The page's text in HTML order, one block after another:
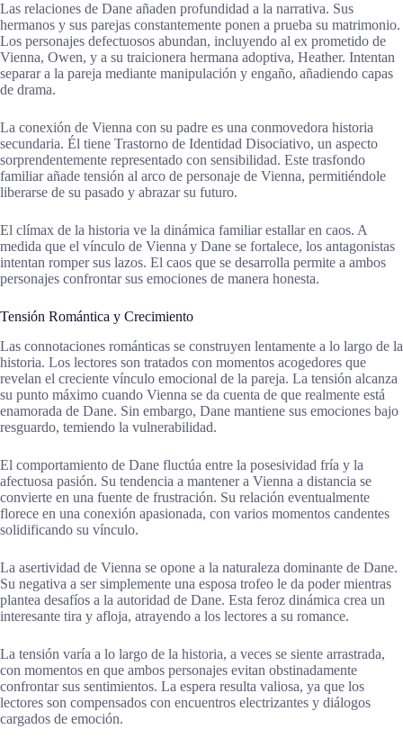
Las relaciones de Dane añaden profundidad a la narrativa. Sus
hermanos y sus parejas constantemente ponen a prueba su matrimonio.
Los personajes defectuosos abundan, incluyendo al ex prometido de
Vienna, Owen, y a su traicionera hermana adoptiva, Heather. Intentan
separar a la pareja mediante manipulación y engaño, añadiendo capas
de drama.
La conexión de Vienna con su padre es una conmovedora historia
secundaria. Él tiene Trastorno de Identidad Disociativo, un aspecto
sorprendentemente representado con sensibilidad. Este trasfondo
familiar añade tensión al arco de personaje de Vienna, permitiéndole
liberarse de su pasado y abrazar su futuro.
El clímax de la historia ve la dinámica familiar estallar en caos. A
medida que el vínculo de Vienna y Dane se fortalece, los antagonistas
intentan romper sus lazos. El caos que se desarrolla permite a ambos
personajes confrontar sus emociones de manera honesta.
Tensión Romántica y Crecimiento
Las connotaciones románticas se construyen lentamente a lo largo de la
historia. Los lectores son tratados con momentos acogedores que
revelan el creciente vínculo emocional de la pareja. La tensión alcanza
su punto máximo cuando Vienna se da cuenta de que realmente está
enamorada de Dane. Sin embargo, Dane mantiene sus emociones bajo
resguardo, temiendo la vulnerabilidad.
El comportamiento de Dane fluctúa entre la posesividad fría y la
afectuosa pasión. Su tendencia a mantener a Vienna a distancia se
convierte en una fuente de frustración. Su relación eventualmente
florece en una conexión apasionada, con varios momentos candentes
solidificando su vínculo.
La asertividad de Vienna se opone a la naturaleza dominante de Dane.
Su negativa a ser simplemente una esposa trofeo le da poder mientras
plantea desafíos a la autoridad de Dane. Esta feroz dinámica crea un
interesante tira y afloja, atrayendo a los lectores a su romance.
La tensión varía a lo largo de la historia, a veces se siente arrastrada,
con momentos en que ambos personajes evitan obstinadamente
confrontar sus sentimientos. La espera resulta valiosa, ya que los
lectores son compensados con encuentros electrizantes y diálogos
cargados de emoción.